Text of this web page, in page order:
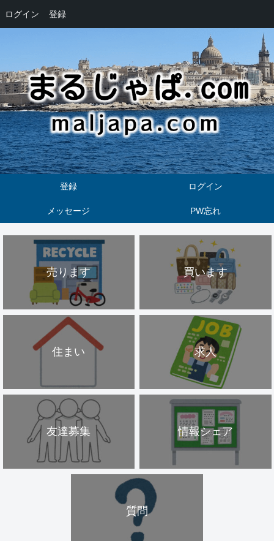
ログイン 登録
登録 ログイン
メッセージ PW忘れ
売ります 買います
住まい 求人
友達募集 情報シェア
質問